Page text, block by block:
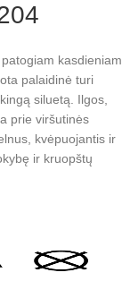
kasdieniam
palaidinė turi
siluetą. Ilgos,
prie viršutinės
kvėpuojantis ir
ir kruopštų